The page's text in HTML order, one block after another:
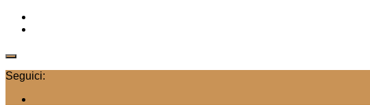
Seguici: